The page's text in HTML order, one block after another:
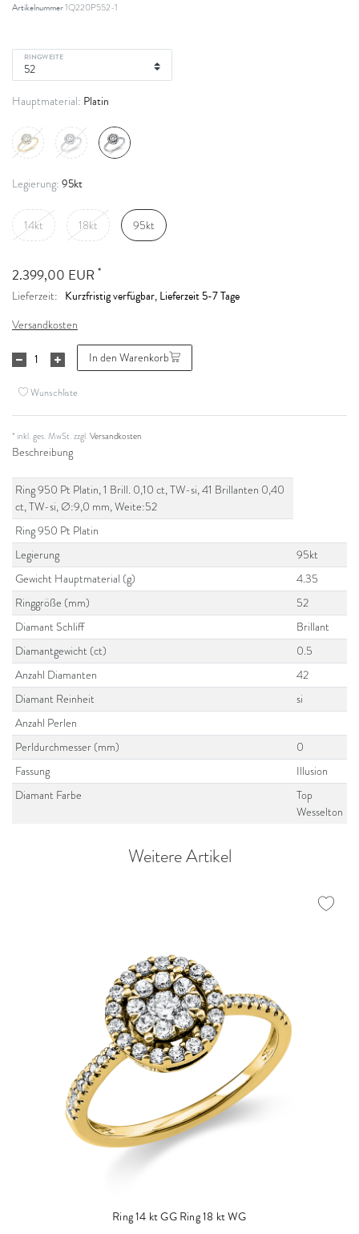
Artikelnummer1Q220P552-1
RINGWEITE
Hauptmaterial: Platin
Legierung: 95kt
14kt 18kt 95kt
2.399,00 EUR *
Lieferzeit: Kurzfristig verfügbar, Lieferzeit 5-7 Tage
Versandkosten
In den Warenkorb
Wunschliste
* inkl. ges. MwSt. zzgl.Versandkosten
Beschreibung
Ring 950 Pt Platin, 1 Brill. 0,10 ct, TW-si, 41 Brillanten 0,40
ct, TW-si, Ø:9,0 mm, Weite:52
Ring 950 Pt Platin
Legierung
95kt
Gewicht Hauptmaterial (g)
4.35
Ringgröße (mm)
52
Diamant Schliff
Brillant
Diamantgewicht (ct)
0.5
Anzahl Diamanten
42
Diamant Reinheit
si
Anzahl Perlen
Perldurchmesser (mm)
0
Fassung
Illusion
Diamant Farbe
Top
Wesselton
Weitere Artikel
Ring 14 kt GGRing 18 kt WG